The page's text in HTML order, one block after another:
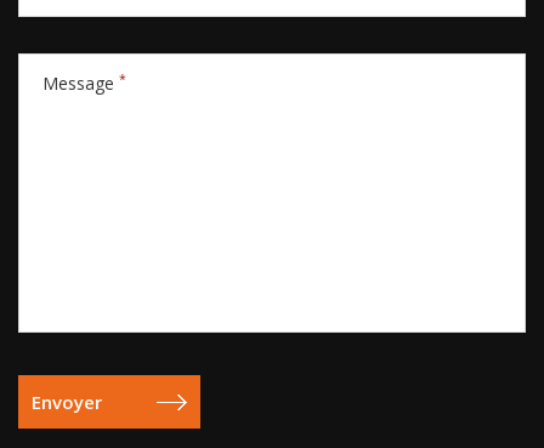
Message *